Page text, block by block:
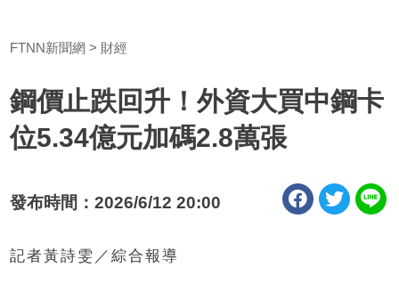
FTNN新聞網 財經
鋼價止跌回升！外資大買中鋼卡
位5.34億元加碼2.8萬張
發布時間：2026/6/12 20:00
記者黃詩雯／綜合報導